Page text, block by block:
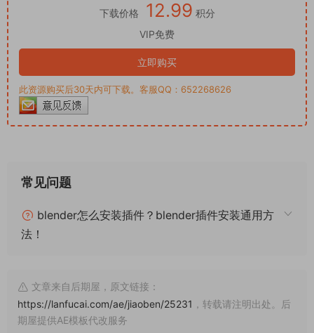
下载价格 12.99 积分
VIP免费
立即购买
此资源购买后30天内可下载。客服QQ：652268626
常见问题
blender怎么安装插件？blender插件安装通用方
法！
文章来自后期屋，原文链接：
https://lanfucai.com/ae/jiaoben/25231 ，转载请注明出处。后
期屋提供AE模板代改服务